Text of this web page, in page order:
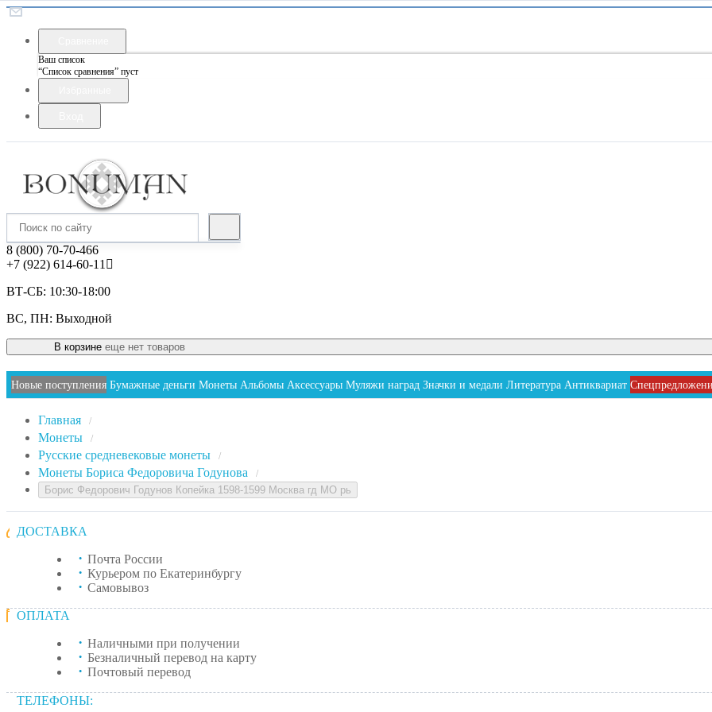
Ваш список
“Список сравнения” пуст
8 (800) 70-70-466
+7 (922) 614-60-11
ВТ-СБ: 10:30-18:00
ВС, ПН: Выходной
В корзине еще нет товаров
Новые поступления Бумажные деньги Монеты Альбомы Аксессуары Муляжи наград Значки и медали Литература Антиквариат
Главная /
Монеты /
Русские средневековые монеты /
Монеты Бориса Федоровича Годунова /
Борис Федорович Годунов Копейка 1598-1599 Москва гд МО рь
ДОСТАВКА
Почта России
Курьером по Екатеринбургу
Самовывоз
ОПЛАТА
Наличными при получении
Безналичный перевод на карту
Почтовый перевод
ТЕЛЕФОНЫ: